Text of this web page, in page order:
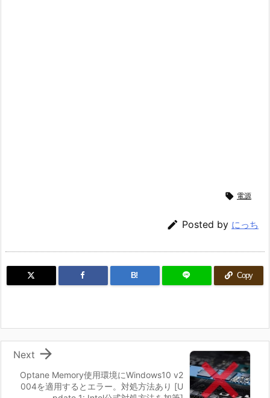
 電源
 Posted by にっち
B! Copy
Optane Memory使用環境にWindows10 v2
004を適用するとエラー。対処方法あり [U

Next